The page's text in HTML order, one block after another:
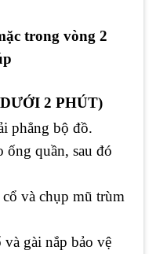
trong vòng 2
2 PHÚT)
phẳng bộ đồ.
ống quần, sau đó
và chụp mũ trùm
gài nắp bảo vệ